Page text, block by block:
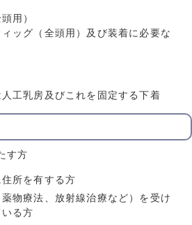
用）
ッグ（全頭用）及び装着に必要な
工乳房及びこれを固定する下着
す方
所を有する方
物療法、放射線治療など）を受け
る方